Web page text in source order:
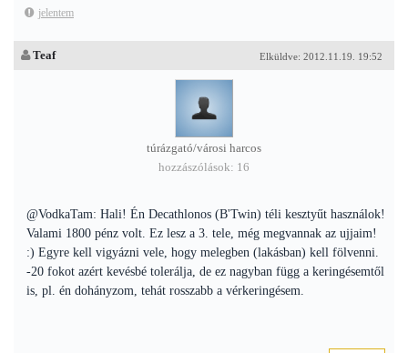
jelentem
Elküldve: 2012.11.19. 19:52
Teaf
túrázgató/városi harcos
hozzászólások: 16
@VodkaTam: Hali! Én Decathlonos (B'Twin) téli kesztyűt használok!
Valami 1800 pénz volt. Ez lesz a 3. tele, még megvannak az ujjaim!
:) Egyre kell vigyázni vele, hogy melegben (lakásban) kell fölvenni.
-20 fokot azért kevésbé tolerálja, de ez nagyban függ a keringésemtől
is, pl. én dohányzom, tehát rosszabb a vérkeringésem.